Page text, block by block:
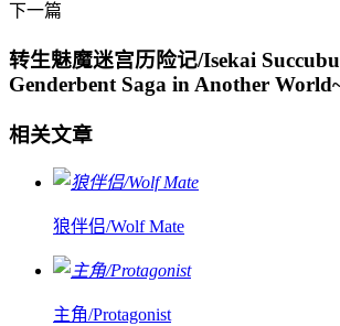
下一篇
转生魅魔迷宫历险记/Isekai
Genderbent Saga in Another
相关文章
狼伴侣/Wolf Mate
主角/Protagonist